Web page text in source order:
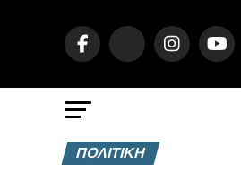
ΠΟΛΙΤΙΚΗ